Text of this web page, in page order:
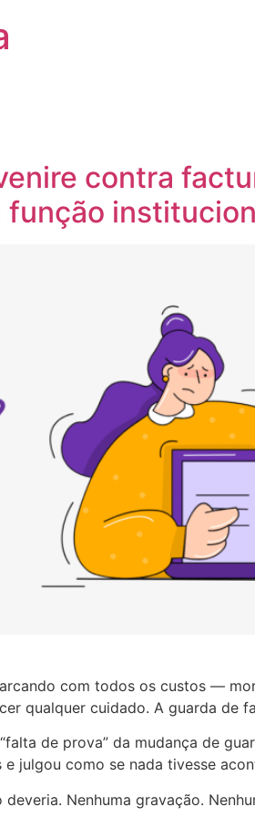
contra
com todos os custos —
qualquer cuidado. A guarda de
de prova” da mudança de
julgou como se nada tivesse
Nenhuma gravação.